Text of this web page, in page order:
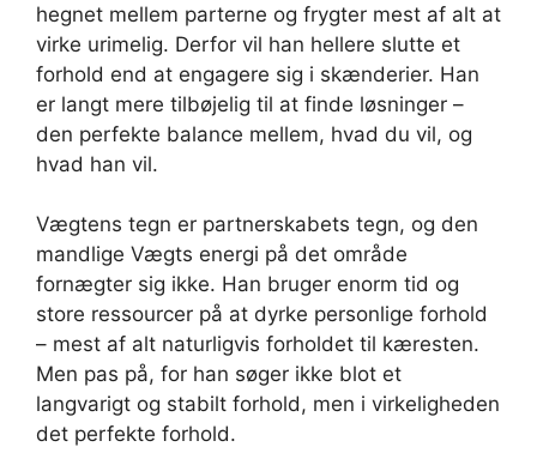
hegnet mellem parterne og frygter mest af alt at
virke urimelig. Derfor vil han hellere slutte et
forhold end at engagere sig i skænderier. Han
er langt mere tilbøjelig til at finde løsninger –
den perfekte balance mellem, hvad du vil, og
hvad han vil.
Vægtens tegn er partnerskabets tegn, og den
mandlige Vægts energi på det område
fornægter sig ikke. Han bruger enorm tid og
store ressourcer på at dyrke personlige forhold
– mest af alt naturligvis forholdet til kæresten.
Men pas på, for han søger ikke blot et
langvarigt og stabilt forhold, men i virkeligheden
det perfekte forhold.